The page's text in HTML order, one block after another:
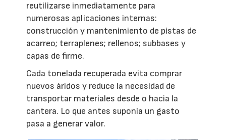
reutilizarse inmediatamente para
numerosas aplicaciones internas:
construcción y mantenimiento de pistas de
acarreo; terraplenes; rellenos; subbases y
capas de firme.
Cada tonelada recuperada evita comprar
nuevos áridos y reduce la necesidad de
transportar materiales desde o hacia la
cantera. Lo que antes suponía un gasto
pasa a generar valor.